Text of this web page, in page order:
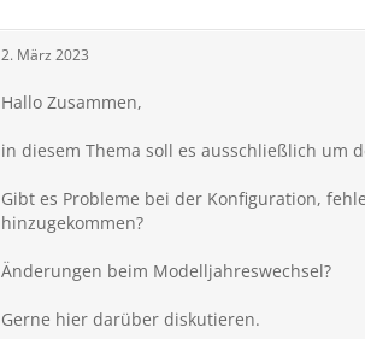
2. März 2023
Hallo Zusammen,
in diesem Thema soll es ausschließlich um
Gibt es Probleme bei der Konfiguration,
hinzugekommen?
Änderungen beim Modelljahreswechsel?
Gerne hier darüber diskutieren.